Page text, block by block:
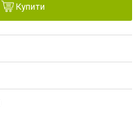
Купити